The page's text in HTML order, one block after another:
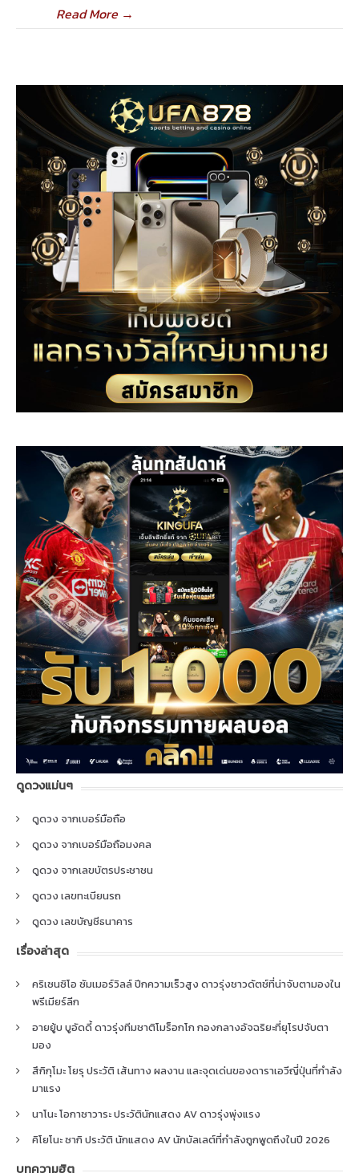
Read More→
ดูดวงแม่นๆ
ดูดวง จากเบอร์มือถือ
ดูดวง จากเบอร์มือถือมงคล
ดูดวง จากเลขบัตรประชาชน
ดูดวง เลขทะเบียนรถ
ดูดวง เลขบัญชีธนาคาร
เรื่องล่าสุด
คริเซนซิโอ ซัมเมอร์วิลล์ ปีกความเร็วสูง ดาวรุ่งชาวดัตช์ที่น่าจับตามองใน
พรีเมียร์ลีก
อายยู้บ บูอัดดี้ ดาวรุ่งทีมชาติโมร็อกโก กองกลางอัจฉริยะที่ยุโรปจับตา
มอง
สึกิกุโมะ โยรุ ประวัติ เส้นทาง ผลงาน และจุดเด่นของดาราเอวีญี่ปุ่นที่กำลัง
มาแรง
นาโนะ โอกาซาวาระ ประวัตินักแสดง AV ดาวรุ่งพุ่งแรง
คิโยโนะ ซากิ ประวัติ นักแสดง AV นักบัลเลต์ที่กำลังถูกพูดถึงในปี 2026
บทความฮิต